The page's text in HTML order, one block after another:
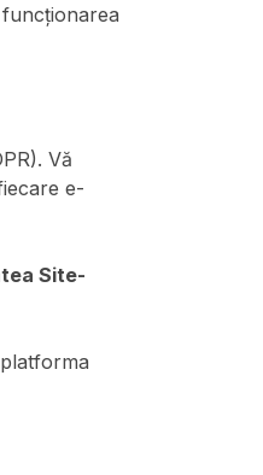
Vă
e-
Site-